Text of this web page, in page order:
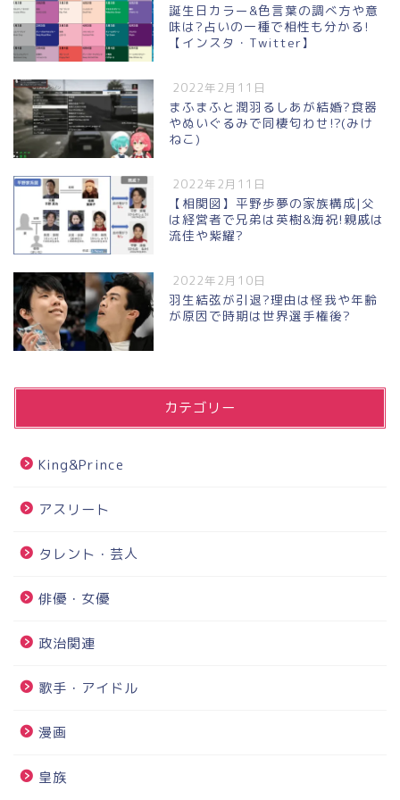
誕生日カラー&色言葉の調べ方や意
味は?占いの一種で相性も分かる!
【インスタ・Twitter】
2022年2月11日
まふまふと潤羽るしあが結婚?食器
やぬいぐるみで同棲匂わせ!?(みけ
ねこ)
2022年2月11日
【相関図】平野歩夢の家族構成|父
は経営者で兄弟は英樹&海祝!親戚は
流佳や紫耀?
2022年2月10日
羽生結弦が引退?理由は怪我や年齢
が原因で時期は世界選手権後?
カテゴリー
King&Prince
アスリート
タレント・芸人
俳優・女優
政治関連
歌手・アイドル
漫画
皇族